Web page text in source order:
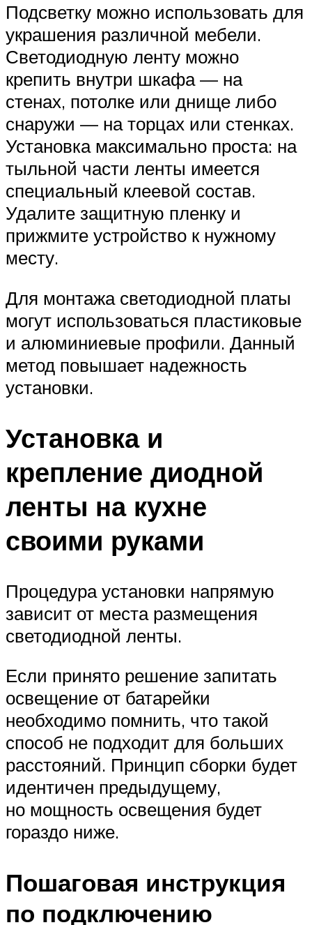
Подсветку можно использовать для
украшения различной мебели.
Светодиодную ленту можно
крепить внутри шкафа — на
стенах, потолке или днище либо
снаружи — на торцах или стенках.
Установка максимально проста: на
тыльной части ленты имеется
специальный клеевой состав.
Удалите защитную пленку и
прижмите устройство к нужному
месту.
Для монтажа светодиодной платы
могут использоваться пластиковые
и алюминиевые профили. Данный
метод повышает надежность
установки.
Установка и
крепление диодной
ленты на кухне
своими руками
Процедура установки напрямую
зависит от места размещения
светодиодной ленты.
Если принято решение запитать
освещение от батарейки
необходимо помнить, что такой
способ не подходит для больших
расстояний. Принцип сборки будет
идентичен предыдущему,
но мощность освещения будет
гораздо ниже.
Пошаговая инструкция
по подключению